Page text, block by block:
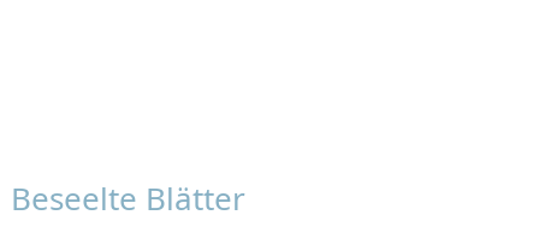
Beseelte Blätter